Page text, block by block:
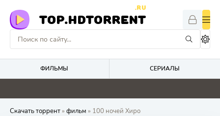
TOP.HDTORRENT
.RU
ФИЛЬМЫ СЕРИАЛЫ
0 0 0 0
Скачать торрент» фильм » 100 ночей Хиро